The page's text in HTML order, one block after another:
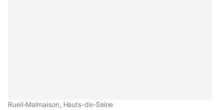
Rueil-Malmaison, Hauts-de-Seine